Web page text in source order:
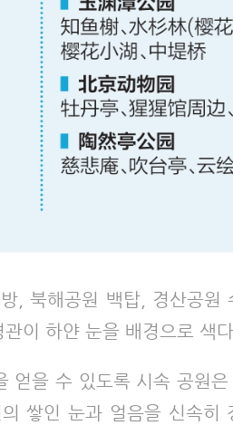
, 북해공원 백탑, 경산공원
이 하얀 눈을 배경으로 색
얻을 수 있도록 시속 공원
쌓인 눈과 얼음을 신속히